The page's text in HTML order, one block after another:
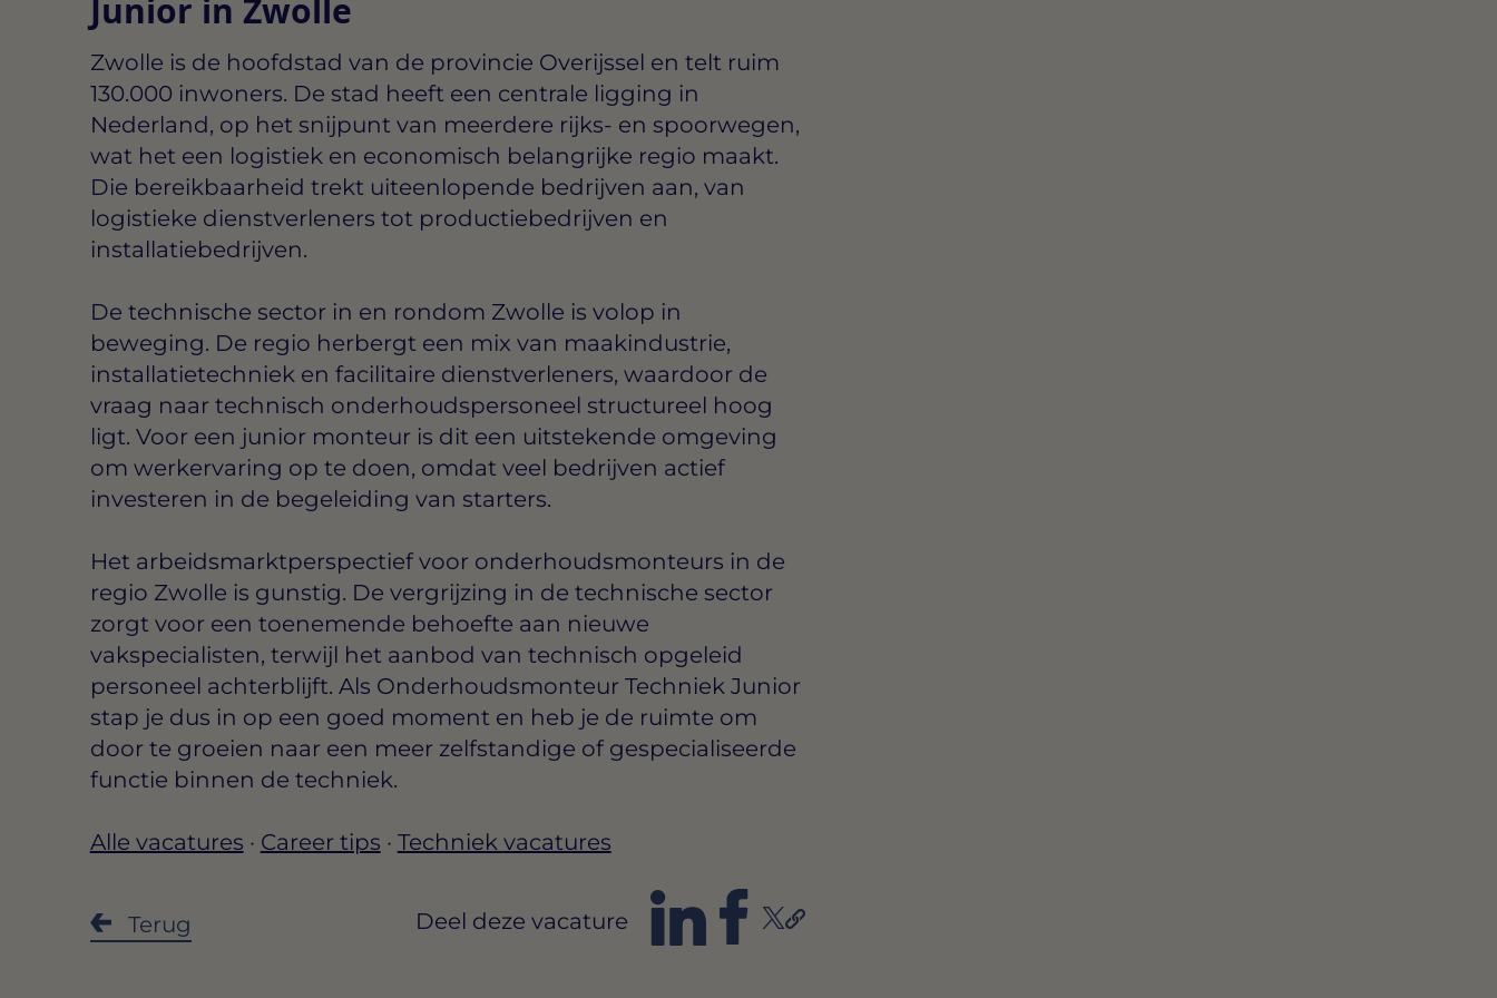
Junior in Zwolle
Zwolle is de hoofdstad van de provincie Overijssel en telt ruim
130.000 inwoners. De stad heeft een centrale ligging in
Nederland, op het snijpunt van meerdere rijks- en spoorwegen,
wat het een logistiek en economisch belangrijke regio maakt.
Die bereikbaarheid trekt uiteenlopende bedrijven aan, van
logistieke dienstverleners tot productiebedrijven en
installatiebedrijven.
De technische sector in en rondom Zwolle is volop in
beweging. De regio herbergt een mix van maakindustrie,
installatietechniek en facilitaire dienstverleners, waardoor de
vraag naar technisch onderhoudspersoneel structureel hoog
ligt. Voor een junior monteur is dit een uitstekende omgeving
om werkervaring op te doen, omdat veel bedrijven actief
investeren in de begeleiding van starters.
Het arbeidsmarktperspectief voor onderhoudsmonteurs in de
regio Zwolle is gunstig. De vergrijzing in de technische sector
zorgt voor een toenemende behoefte aan nieuwe
vakspecialisten, terwijl het aanbod van technisch opgeleid
personeel achterblijft. Als Onderhoudsmonteur Techniek Junior
stap je dus in op een goed moment en heb je de ruimte om
door te groeien naar een meer zelfstandige of gespecialiseerde
functie binnen de techniek.
Alle vacatures · Career tips · Techniek vacatures
Terug Deel deze vacature